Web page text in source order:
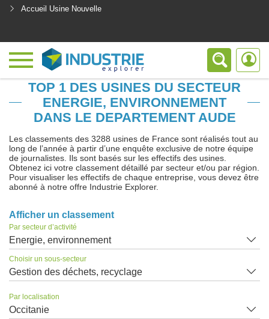
Accueil Usine Nouvelle
TOP 1 DES USINES DU SECTEUR
ENERGIE, ENVIRONNEMENT
DANS LE DEPARTEMENT AUDE
Les classements des 3288 usines de France sont réalisés tout au
long de l’année à partir d’une enquête exclusive de notre équipe
de journalistes. Ils sont basés sur les effectifs des usines.
Obtenez ici votre classement détaillé par secteur et/ou par région.
Pour visualiser les effectifs de chaque entreprise, vous devez être
abonné à notre offre Industrie Explorer.
Afficher un classement
Par secteur d’activité
Energie, environnement
Choisir un sous-secteur
Gestion des déchets, recyclage
Par localisation
Occitanie